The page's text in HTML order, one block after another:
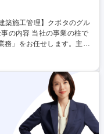
務」をお任せします。主に
共建築、農業施設の現場施
1案件ですが案件規模によ
当エリアが福島県内にな
と少なく、直行直帰が可